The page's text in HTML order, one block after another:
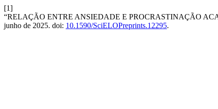
[1]
“RELAÇÃO ENTRE ANSIEDADE E PROCRASTINAÇÃO
junho de 2025. doi: 10.1590/SciELOPreprints.12295.